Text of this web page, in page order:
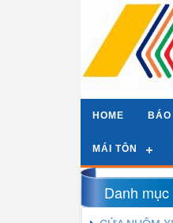
HOME
MÁI TÔN
Danh mục